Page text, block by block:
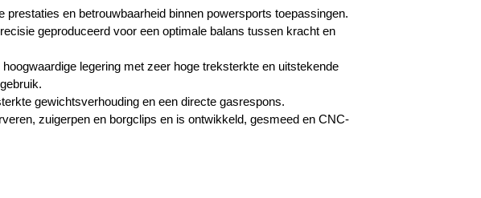
en betrouwbaarheid binnen powersports toepassingen.
geproduceerd voor een optimale balans tussen kracht en
legering met zeer hoge treksterkte en uitstekende
gewichtsverhouding en een directe gasrespons.
zuigerpen en borgclips en is ontwikkeld, gesmeed en CNC-